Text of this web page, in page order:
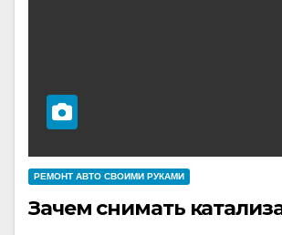
РЕМОНТ АВТО СВОИМИ РУКАМИ
Зачем снимать